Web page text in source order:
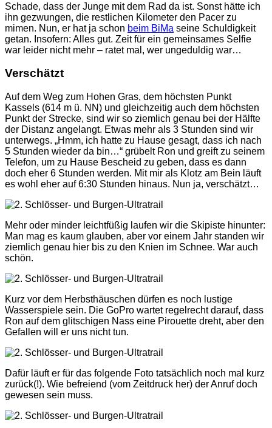
Schade, dass der Junge mit dem Rad da ist. Sonst hätte ich
ihn gezwungen, die restlichen Kilometer den Pacer zu
mimen. Nun, er hat ja schon beim BiMa seine Schuldigkeit
getan. Insofern: Alles gut. Zeit für ein gemeinsames Selfie
war leider nicht mehr – ratet mal, wer ungeduldig war…
Verschätzt
Auf dem Weg zum Hohen Gras, dem höchsten Punkt
Kassels (614 m ü. NN) und gleichzeitig auch dem höchsten
Punkt der Strecke, sind wir so ziemlich genau bei der Hälfte
der Distanz angelangt. Etwas mehr als 3 Stunden sind wir
unterwegs. „Hmm, ich hatte zu Hause gesagt, dass ich nach
5 Stunden wieder da bin…“ grübelt Ron und greift zu seinem
Telefon, um zu Hause Bescheid zu geben, dass es dann
doch eher 6 Stunden werden. Mit mir als Klotz am Bein läuft
es wohl eher auf 6:30 Stunden hinaus. Nun ja, verschätzt…
Mehr oder minder leichtfüßig laufen wir die Skipiste hinunter:
Man mag es kaum glauben, aber vor einem Jahr standen wir
ziemlich genau hier bis zu den Knien im Schnee. War auch
schön.
Kurz vor dem Herbsthäuschen dürfen es noch lustige
Wasserspiele sein. Die GoPro wartet regelrecht darauf, dass
Ron auf dem glitschigen Nass eine Pirouette dreht, aber den
Gefallen will er uns nicht tun.
Dafür läuft er für das folgende Foto tatsächlich noch mal kurz
zurück(!). Wie befreiend (vom Zeitdruck her) der Anruf doch
gewesen sein muss.